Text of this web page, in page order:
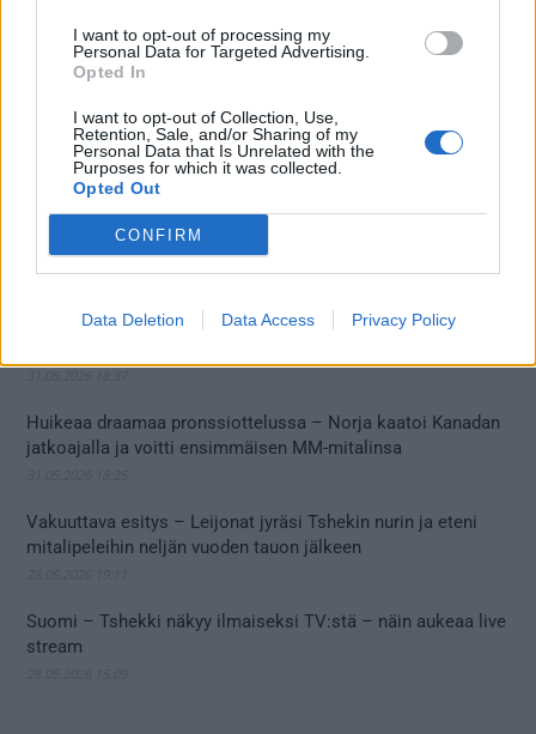
I want to opt-out of processing my
Personal Data for Targeted Advertising.
Opted In
I want to opt-out of Collection, Use,
Retention, Sale, and/or Sharing of my
Personal Data that Is Unrelated with the
Purposes for which it was collected.
Opted Out
CONFIRM
Data Deletion Data Access Privacy Policy
Tuoreimmat uutiset
MM-kullasta käytiin armoton vääntö – Leijonat voitti
maailmanmestaruuden jatkoajalla
Huikeaa draamaa pronssiottelussa – Norja kaatoi Kanadan
jatkoajalla ja voitti ensimmäisen MM-mitalinsa
Vakuuttava esitys – Leijonat jyräsi Tshekin nurin ja eteni
mitalipeleihin neljän vuoden tauon jälkeen
Suomi – Tshekki näkyy ilmaiseksi TV:stä – näin aukeaa live
stream